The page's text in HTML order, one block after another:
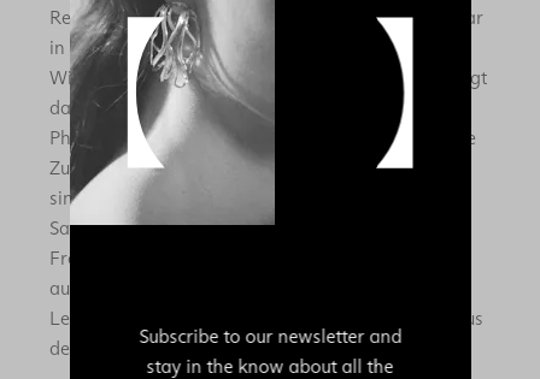
Rebellion angetrieben. Nun wird das ikonische Paar
in einer umfassenden Ausstellung bei Hauser &
Wirth Somerset wieder vereint. Die Ausstellung zeigt
das visionäre künstlerische Schaffen von Saint
Phalle und Tinguely sowie ihre langjährige kreative
Zusammenarbeit über drei Jahrzehnte. Zu sehen
sind Werke auf Papier und dekorative Kunst von
Saint Phalle, ihre Schiessbilder und
Freiluftskulpturen, Tinguelys kinetische Maschinen
aus den 1950er-Jahren bis zum letzten Jahr seines
Lebens sowie eine Reihe gemeinsamer Arbeiten aus
den 1980er-Jahren.
Subscribe to our newsletter and
stay in the know about all the